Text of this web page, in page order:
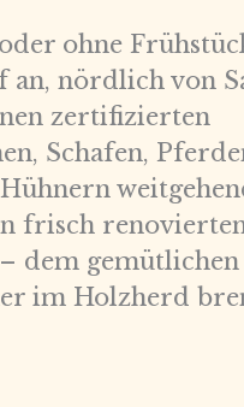
ohne
an, nördlich von
zertifizierten
Schafen,
frisch
dem
im Holzherd